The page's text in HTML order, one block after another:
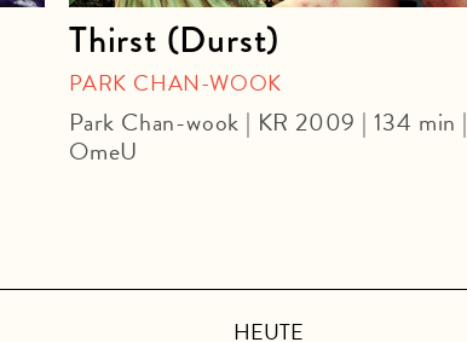
Thirst (Durst)
PARK CHAN-WOOK
Park Chan-wook | KR 2009 | 134 min |
OmeU
HEUTE